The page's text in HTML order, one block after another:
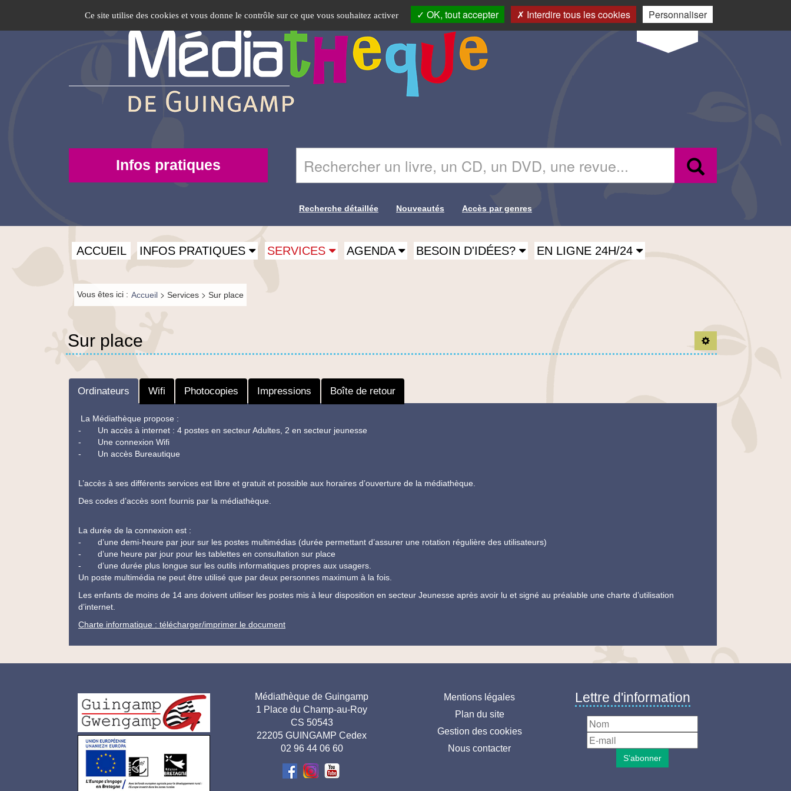
Ce site utilise des cookies et vous donne le contrôle sur ce que vous souhaitez activer OK, tout accepter Interdire tous les cookies Personnaliser
menu
contenu
la
Wifi
-
Logo
top-
Changement
de langue
Mon
compte
Connexion
Infos
pratiques
Infos pratiques Recherche
dans
le
Liens de
recherche
Recherche détaillée Nouveautés Accès par genres
Menu
principal
ACCUEIL INFOS PRATIQUES SERVICES AGENDA BESOIN D'IDÉES? EN LIGNE 24H/24
Fil de
navigation-
FR
Vous êtes ici : Accueil > Services > Sur place
Sur place Ouvrir le panel
Ordinateurs Wifi Photocopies Impressions Boîte de retour
La Médiathèque propose :
- Un accès à internet : 4 postes en secteur Adultes, 2 en secteur jeunesse
- Une connexion Wifi
- Un accès Bureautique
L’accès à ses différents services est libre et gratuit et possible aux horaires d’ouverture de la médiathèque.
Des codes d’accès sont fournis par la médiathèque.
La durée de la connexion est :
- d’une demi-heure par jour sur les postes multimédias (durée permettant d’assurer une rotation régulière des utilisateurs)
- d’une heure par jour pour les tablettes en consultation sur place
- d’une durée plus longue sur les outils informatiques propres aux usagers.
Un poste multimédia ne peut être utilisé que par deux personnes maximum à la fois.
Les enfants de moins de 14 ans doivent utiliser les postes mis à leur disposition en secteur Jeunesse après avoir lu et signé au préalable une charte d’utilisation
d’internet.
Charte informatique : télécharger/imprimer le document
Logo
pied
de
page
Adresse
pied de
page-
FR
Médiathèque de Guingamp
1 Place du Champ-au-Roy
CS 50543
22205 GUINGAMP Cedex
02 96 44 06 60
Menu
de
page
Mentions légales
Plan du site
Gestion des cookies
Nous contacter
Lettre d'information
S’abonner